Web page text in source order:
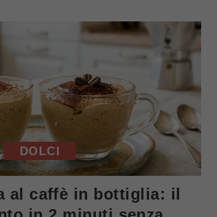
DOLCI
al caffè in bottiglia: il